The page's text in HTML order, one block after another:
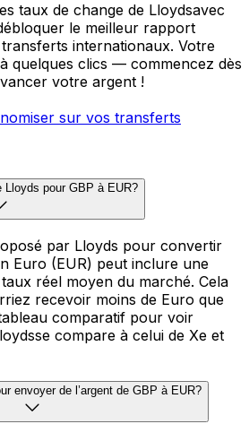
taux de change de Lloydsavec
le meilleur rapport
internationaux. Votre
quelques clics — commencez dès
votre argent !
sur vos transferts
pour GBP à EUR?
par Lloyds pour convertir
Euro (EUR) peut inclure une
réel moyen du marché. Cela
recevoir moins de Euro que
comparatif pour voir
compare à celui de Xe et
envoyer de l’argent de GBP à EUR?